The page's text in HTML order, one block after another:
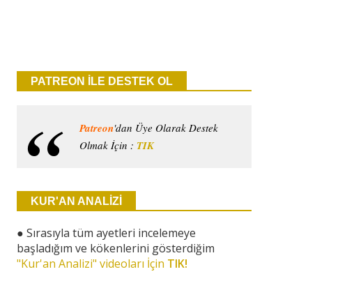
PATREON İLE DESTEK OL
Patreon'dan Üye Olarak Destek
Olmak İçin : TIK
KUR'AN ANALİZİ
●Sırasıyla tüm ayetleri incelemeye
başladığım ve kökenlerini gösterdiğim
"Kur'an Analizi" videoları İçin TIK!